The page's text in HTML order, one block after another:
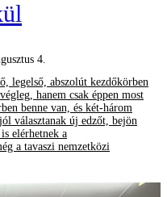
4.
legelső, abszolút kezdőkörben
hanem csak éppen most
benne van, és két-három
választanak új edzőt, bejön
elérhetnek a
a tavaszi nemzetközi